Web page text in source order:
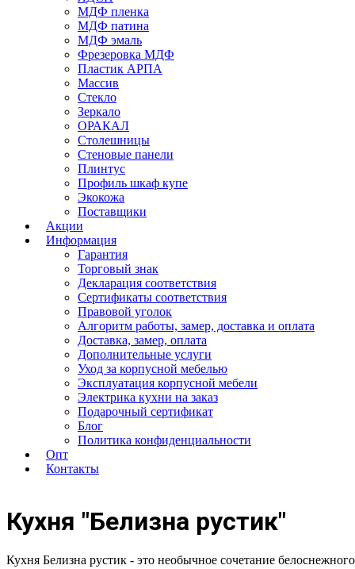
МДФ пленка
МДФ патина
МДФ эмаль
Фрезеровка МДФ
Пластик АРПА
Массив
Стекло
Зеркало
ОРАКАЛ
Столешницы
Стеновые панели
Плинтус
Профиль шкаф купе
Экокожа
Поставщики
Акции
Информация
Гарантия
Торговый знак
Декларация соответствия
Сертификаты соответствия
Правовой уголок
Алгоритм работы, замер, доставка и оплата
Доставка, замер, оплата
Дополнительные услуги
Уход за корпусной мебелью
Эксплуатация корпусной мебели
Электрика кухни на заказ
Подарочный сертификат
Блог
Политика конфиденциальности
Опт
Контакты
Кухня "Белизна рустик"
Кухня Белизна рустик - это необычное сочетание